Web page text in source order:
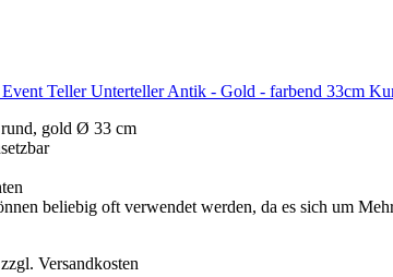
Teller Unterteller Antik - Gold - farbend 33cm
gold Ø 33 cm
beliebig oft verwendet werden, da es sich um
Versandkosten